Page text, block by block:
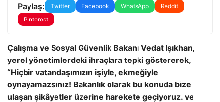
Paylaş: Twitter Facebook WhatsApp
Reddit
Pinterest
Çalışma ve Sosyal Güvenlik Bakanı Vedat Işıkhan,
yerel yönetimlerdeki ihraçlara tepki göstererek,
“Hiçbir vatandaşımızın işiyle, ekmeğiyle
oynayamazsınız! Bakanlık olarak bu konuda bize
ulaşan şikâyetler üzerine harekete geçiyoruz. ve